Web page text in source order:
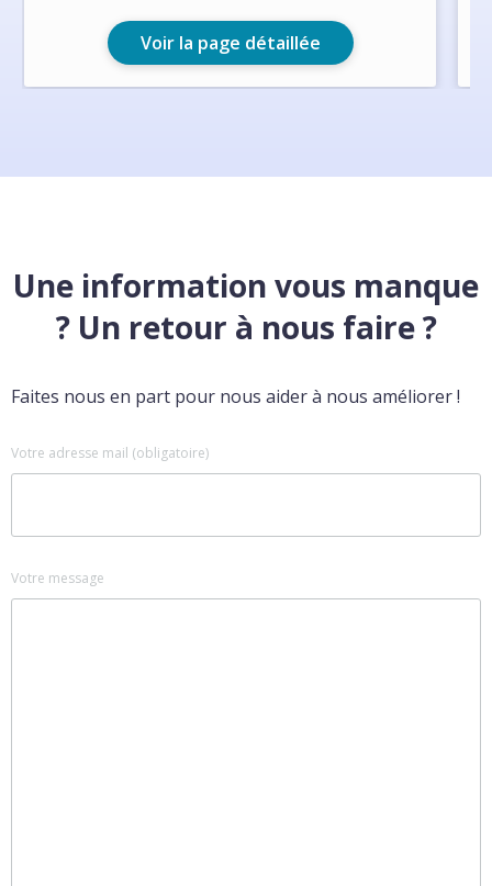
Voir la page détaillée
Une information vous manque
? Un retour à nous faire ?
Faites nous en part pour nous aider à nous améliorer !
Votre adresse mail (obligatoire)
Votre message